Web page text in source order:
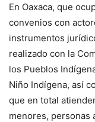
En Oaxaca, que
convenios con
instrumentos
realizado con la
los Pueblos
Niño Indígena, así
que en total
menores, personas